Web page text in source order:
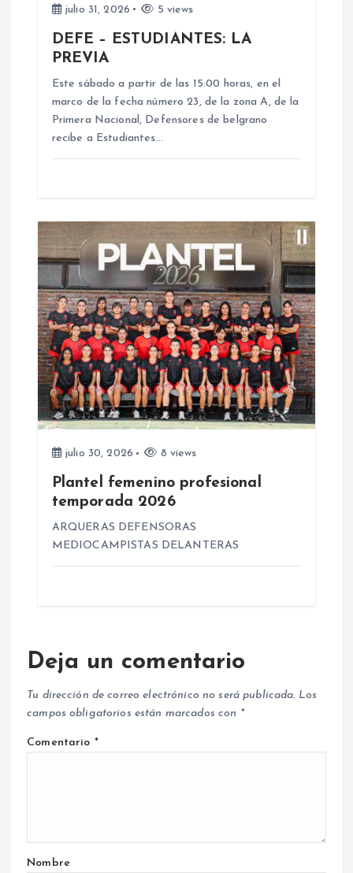
d
a
s
julio 31, 2026 5 views
DEFE – ESTUDIANTES: LA
PREVIA
Este sábado a partir de las 15:00 horas, en el
marco de la fecha número 23, de la zona A, de la
Primera Nacional, Defensores de belgrano
recibe a Estudiantes…
julio 30, 2026 8 views
Plantel femenino profesional
temporada 2026
ARQUERAS DEFENSORAS
MEDIOCAMPISTAS DELANTERAS
Deja un comentario
Tu dirección de correo electrónico no será publicada. Los
campos obligatorios están marcados con *
Comentario *
Nombre